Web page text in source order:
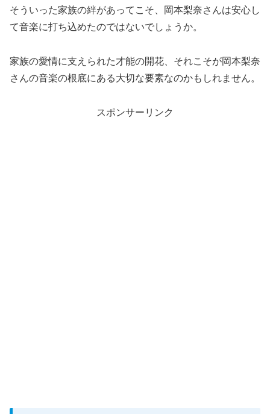
そういった家族の絆があってこそ、岡本梨奈さんは安心し
て音楽に打ち込めたのではないでしょうか。
家族の愛情に支えられた才能の開花、それこそが岡本梨奈
さんの音楽の根底にある大切な要素なのかもしれません。
スポンサーリンク